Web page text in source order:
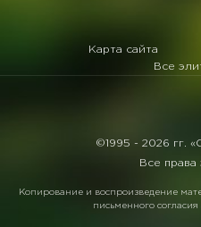
Карта сайта
Все
©1995 - 2026 гг.
Все
Копирование и воспроизведение
письменного